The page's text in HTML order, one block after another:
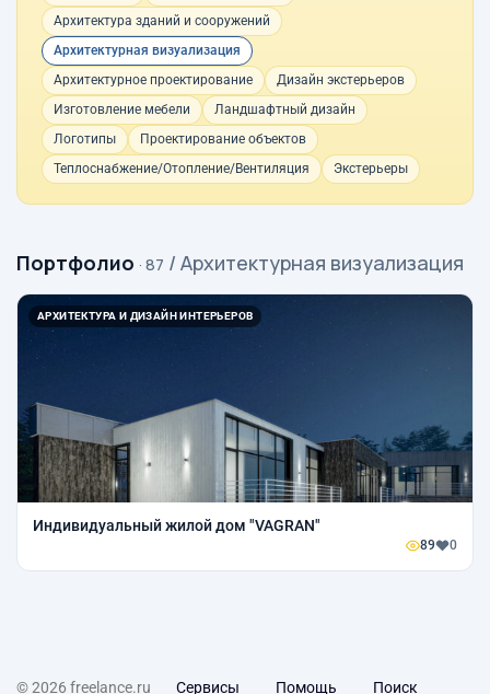
Архитектура зданий и сооружений
Архитектурная визуализация
Архитектурное проектирование
Дизайн экстерьеров
Изготовление мебели
Ландшафтный дизайн
Логотипы
Проектирование объектов
Теплоснабжение/Отопление/Вентиляция
Экстерьеры
Портфолио · 87 / Архитектурная визуализация
АРХИТЕКТУРА И ДИЗАЙН ИНТЕРЬЕРОВ
Индивидуальный жилой дом "VAGRAN"
89 0
© 2026 freelance.ru Сервисы Помощь Поиск